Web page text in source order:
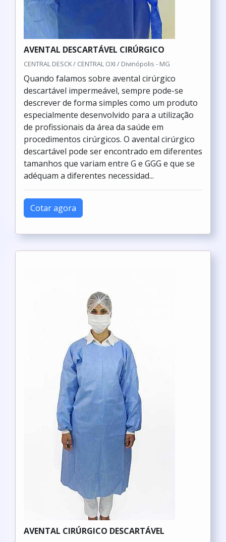
AVENTAL DESCARTÁVEL CIRÚRGICO
CENTRAL DESCK / CENTRAL OXI / Divinópolis - MG
Quando falamos sobre avental cirúrgico
descartável impermeável, sempre pode-se
descrever de forma simples como um produto
especialmente desenvolvido para a utilização
de profissionais da área da saúde em
procedimentos cirúrgicos. O avental cirúrgico
descartável pode ser encontrado em diferentes
tamanhos que variam entre G e GGG e que se
adéquam a diferentes necessidad...
Cotar agora
AVENTAL CIRÚRGICO DESCARTÁVEL